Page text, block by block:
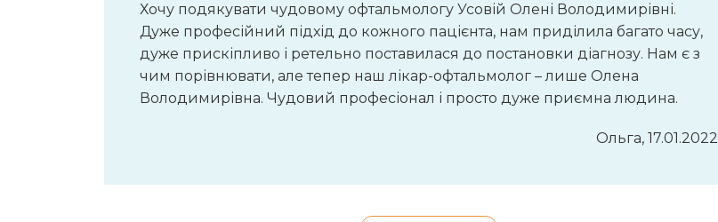
Хочу подякувати чудовому офтальмологу Усовій Олені Володимирівні.
Дуже професійний підхід до кожного пацієнта, нам приділила багато часу,
дуже прискіпливо і ретельно поставилася до постановки діагнозу. Нам є з
чим порівнювати, але тепер наш лікар-офтальмолог – лише Олена
Володимирівна. Чудовий професіонал і просто дуже приємна людина.
Ольга, 17.01.2022